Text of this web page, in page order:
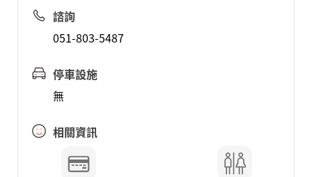
諮詢
051-803-5487
停車設施
無
相關資訊